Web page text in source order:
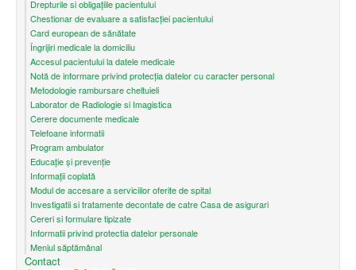
Drepturile si obligațiile pacientului
Chestionar de evaluare a satisfacției pacientului
Card european de sănătate
Îngrijiri medicale la domiciliu
Accesul pacientului la datele medicale
Notă de informare privind protecţia datelor cu caracter personal
Metodologie rambursare cheltuieli
Laborator de Radiologie si Imagistica
Cerere documente medicale
Telefoane informatii
Program ambulator
Educație și prevenție
Informații coplată
Modul de accesare a serviciilor oferite de spital
Investigatii si tratamente decontate de catre Casa de asigurari
Cereri si formulare tipizate
Informatii privind protectia datelor personale
Meniul săptămânal
Contact